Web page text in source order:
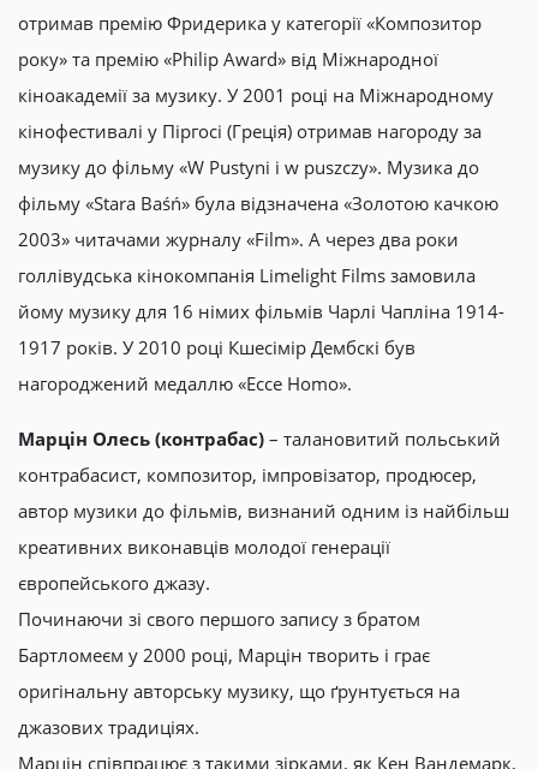
отримав премію Фридерика у категорії «Композитор
року» та премію «Philip Award» від Міжнародної
кіноакадемії за музику. У 2001 році на Міжнародному
кінофестивалі у Піргосі (Греція) отримав нагороду за
музику до фільму «W Pustyni i w puszczy». Музика до
фільму «Stara Baśń» була відзначена «Золотою качкою
2003» читачами журналу «Film». А через два роки
голлівудська кінокомпанія Limelight Films замовила
йому музику для 16 німих фільмів Чарлі Чапліна 1914-
1917 років. У 2010 році Кшесімір Дембскі був
нагороджений медаллю «Ecce Homo».
Марцін Олесь (контрабас) – талановитий польський
контрабасист, композитор, імпровізатор, продюсер,
автор музики до фільмів, визнаний одним із найбільш
креативних виконавців молодої генерації
європейського джазу.
Починаючи зі свого першого запису з братом
Бартломеєм у 2000 році, Марцін творить і грає
оригінальну авторську музику, що ґрунтується на
джазових традиціях.
Марцін співпрацює з такими зірками, як Кен Вандемарк,